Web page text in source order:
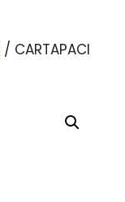
/ CARTAPACI